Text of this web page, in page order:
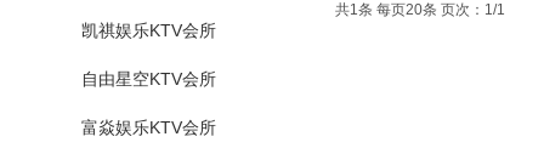
凯祺娱乐KTV会所
自由星空KTV会所
富焱娱乐KTV会所
共1条 每页20条 页次：1/1